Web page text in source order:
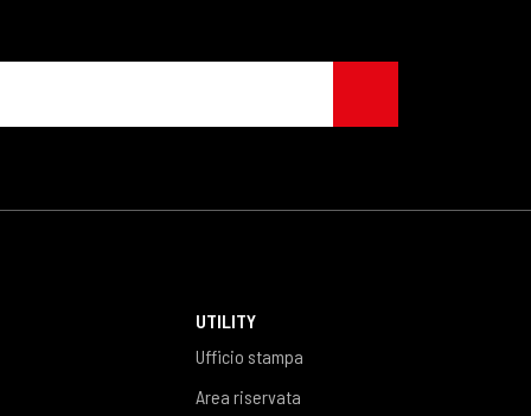
UTILITY
Ufficio stampa
Area riservata